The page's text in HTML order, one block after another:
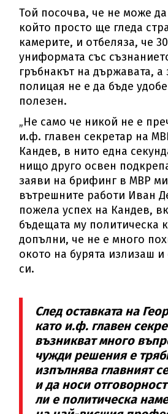
Той посочва, че не може
който просто ще гледа
камерите, и отбеляза, че
униформата със
гръбнакът на държавата, а
полицая не е да бъде
полезен.
„Не само че никой не е
и.ф. главен секретар на
Кандев, в нито една
нищо друго освен
заяви на брифинг в МВР
вътрешните работи Иван
пожела успех на Кандев,
бъдещата му политическа
допълни, че не е много
окото на бурята излизаш и
си.
След оставката на
като и.ф. главен
възникват много
чужди решения е
изпълнява главният
и да носи
ли е политическа